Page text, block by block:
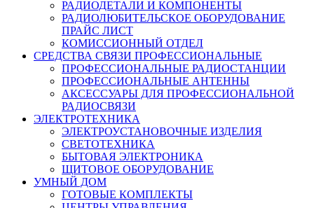
РАДИОДЕТАЛИ И КОМПОНЕНТЫ
РАДИОЛЮБИТЕЛЬСКОЕ ОБОРУДОВАНИЕ
ПРАЙС ЛИСТ
КОМИССИОННЫЙ ОТДЕЛ
СРЕДСТВА СВЯЗИ ПРОФЕССИОНАЛЬНЫЕ
ПРОФЕССИОНАЛЬНЫЕ РАДИОСТАНЦИИ
ПРОФЕССИОНАЛЬНЫЕ АНТЕННЫ
АКСЕССУАРЫ ДЛЯ ПРОФЕССИОНАЛЬНОЙ
РАДИОСВЯЗИ
ЭЛЕКТРОТЕХНИКА
ЭЛЕКТРОУСТАНОВОЧНЫЕ ИЗДЕЛИЯ
СВЕТОТЕХНИКА
БЫТОВАЯ ЭЛЕКТРОНИКА
ЩИТОВОЕ ОБОРУДОВАНИЕ
УМНЫЙ ДОМ
ГОТОВЫЕ КОМПЛЕКТЫ